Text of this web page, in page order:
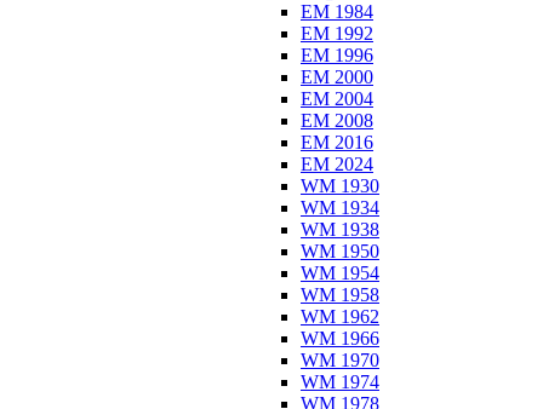
EM 1984
EM 1992
EM 1996
EM 2000
EM 2004
EM 2008
EM 2016
EM 2024
WM 1930
WM 1934
WM 1938
WM 1950
WM 1954
WM 1958
WM 1962
WM 1966
WM 1970
WM 1974
WM 1978